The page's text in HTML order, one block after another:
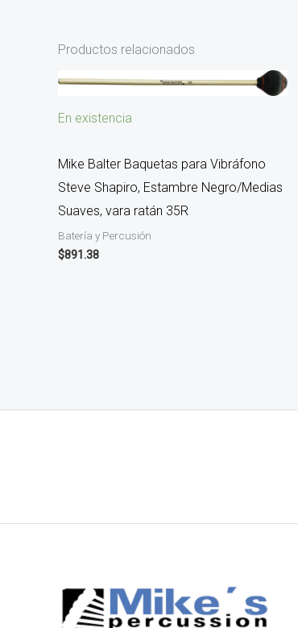
Productos relacionados
En existencia
Mike Balter Baquetas para Vibráfono
Steve Shapiro, Estambre Negro/Medias
Suaves, vara ratán 35R
Batería y Percusión
$891.38